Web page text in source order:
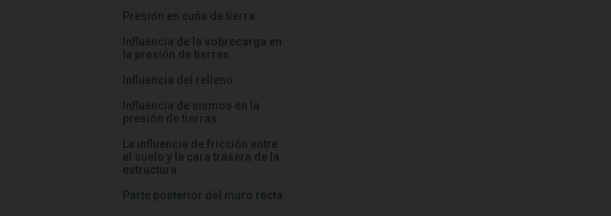
Presión en cuña de tierra
Influencia de la sobrecarga en
la presión de tierras
Influencia del relleno
Influencia de sismos en la
presión de tierras
La influencia de fricción entre
el suelo y la cara trasera de la
estructura
Parte posterior del muro recta